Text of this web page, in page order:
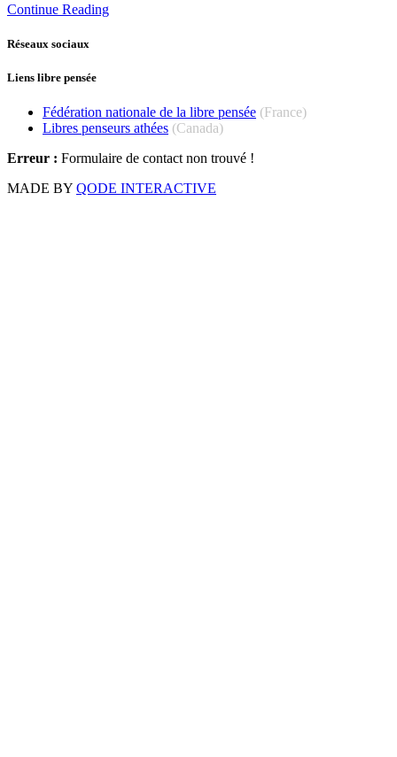
Continue Reading
Réseaux sociaux
Liens libre pensée
Fédération nationale de la libre pensée (France)
Libres penseurs athées (Canada)
Erreur : Formulaire de contact non trouvé !
MADE BY QODE INTERACTIVE